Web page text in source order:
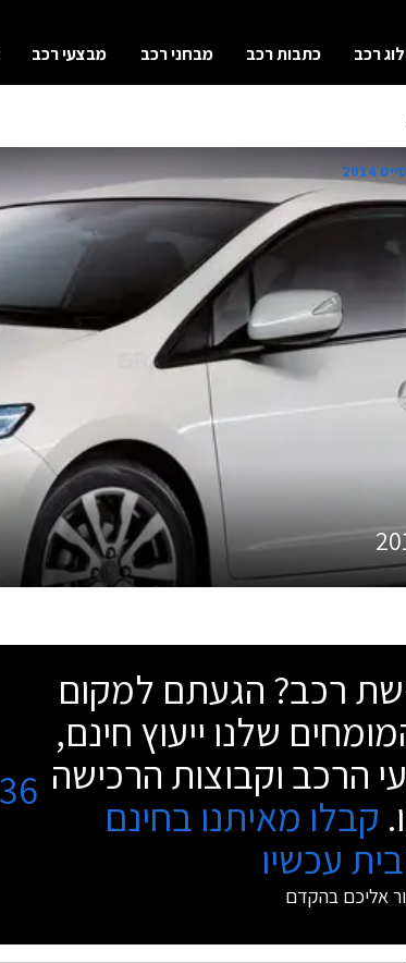
רכב כתבות רכב מבחני רכב מבצעי רכב
2014
רכב? הגעתם למקום
שלנו ייעוץ חינם,
הרכב וקבוצות הרכישה
קבלו מאיתנו בחינם
עכשיו
אליכם בהקדם